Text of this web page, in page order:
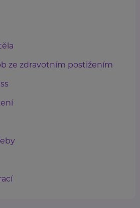
ze zdravotním postižením